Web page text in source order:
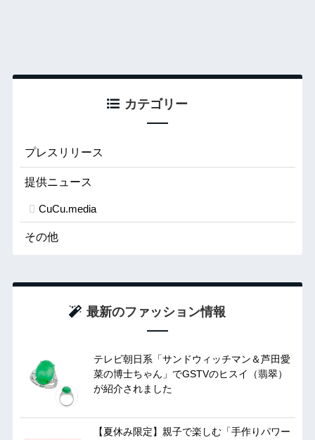
カテゴリー
プレスリリース
提供ニュース
CuCu.media
その他
最新のファッション情報
テレビ朝日系「サンドウィッチマン＆芦田愛
菜の博士ちゃん」でGSTVのヒスイ（翡翠）
が紹介されました
【夏休み限定】親子で楽しむ「手作りパワー